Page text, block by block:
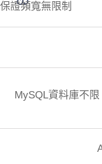
保證頻寬無限制
MySQL資料庫不限